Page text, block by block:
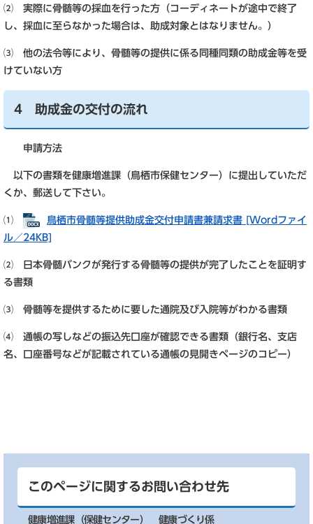
⑵ 実際に骨髄等の採血を行った方（コーディネートが途中で終了
し、採血に至らなかった場合は、助成対象とはなりません。）
⑶ 他の法令等により、骨髄等の提供に係る同種同類の助成金等を受
けていない方
4 助成金の交付の流れ
申請方法
以下の書類を健康増進課（鳥栖市保健センター）に提出していただ
くか、郵送して下さい。
⑴
鳥栖市骨髄等提供助成金交付申請書兼請求書 [Wordファイ
ル／24KB]
⑵ 日本骨髄バンクが発行する骨髄等の提供が完了したことを証明す
る書類
⑶ 骨髄等を提供するために要した通院及び入院等がわかる書類
⑷ 通帳の写しなどの振込先口座が確認できる書類（銀行名、支店
名、口座番号などが記載されている通帳の見開きページのコピー）
このページに関するお問い合わせ先
健康増進課（保健センター） 健康づくり係